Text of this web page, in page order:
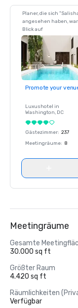
Planer, die sich
angesehen haben,
Blick auf
Promote your
Luxushotel in
Washington, DC
Gästezimmer: 237
Meetingräume: 8
Meetingräume
Gesamte
30.000 sq ft
Größter Raum
4.420 sq ft
Räumlichkeiten
Verfügbar